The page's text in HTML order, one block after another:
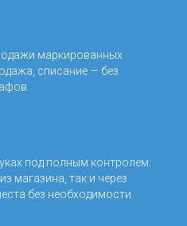
маркированных
списание — без
под полным контролем.
магазина, так и через
без необходимости